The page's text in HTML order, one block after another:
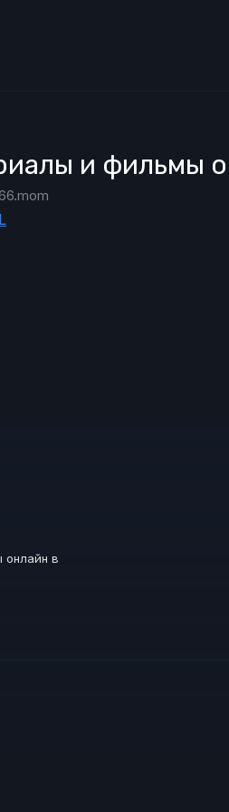
и фильмы
в